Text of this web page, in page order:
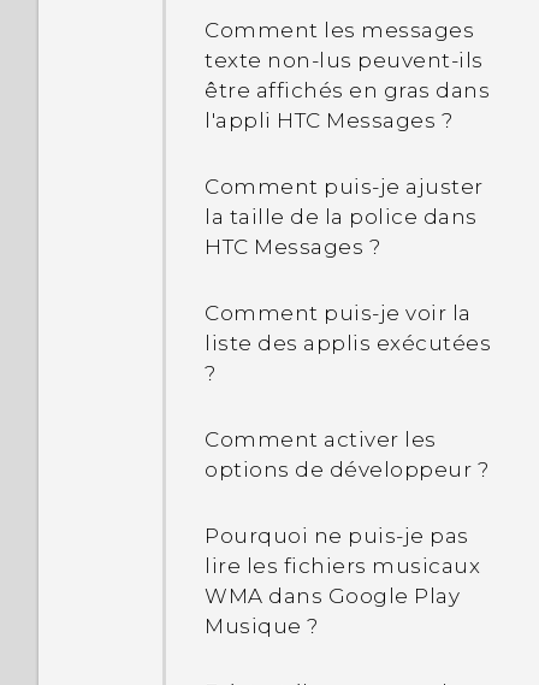
Notifications, comment
puis-je supprimer la
notification indiquant
qu'une certaine appli
fonctionne en arrière-plan
Que dois-je faire si mon
téléphone devient trop
Comment les messages
texte non-lus peuvent-ils
être affichés en gras dans
l'appli HTC Messages ?
Comment puis-je ajuster
la taille de la police dans
HTC Messages ?
Comment puis-je voir la
liste des applis exécutées
?
Comment activer les
options de développeur ?
Pourquoi ne puis-je pas
lire les fichiers musicaux
WMA dans Google Play
Musique ?